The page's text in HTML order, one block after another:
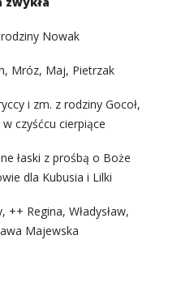
Nowak
Mróz, Maj, Pietrzak
i zm. z rodziny Gocoł,
czyśćcu cierpiące
łaski z prośbą o Boże
dla Kubusia i Lilki
Regina, Władysław,
Majewska